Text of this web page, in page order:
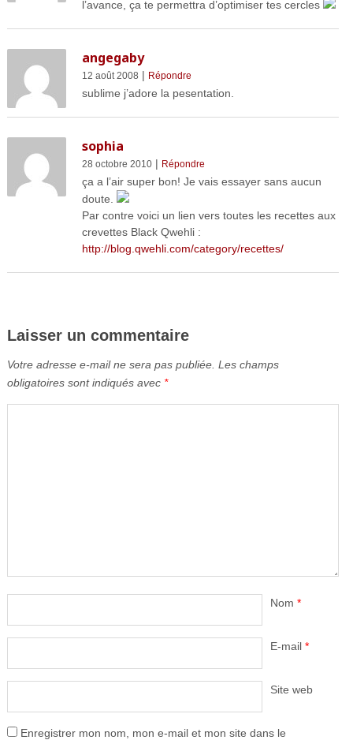
l’avance, ça te permettra d’optimiser tes cercles
angegaby
12 août 2008 | Répondre
sublime j’adore la pesentation.
sophia
28 octobre 2010| Répondre
ça a l’air super bon! Je vais essayer sans aucun
doute.
Par contre voici un lien vers toutes les recettes aux
crevettes Black Qwehli :
http://blog.qwehli.com/category/recettes/
Laisser un commentaire
Votre adresse e-mail ne sera pas publiée. Les champs
obligatoires sont indiqués avec *
Nom *
E-mail *
Site web
Enregistrer mon nom, mon e-mail et mon site dans le